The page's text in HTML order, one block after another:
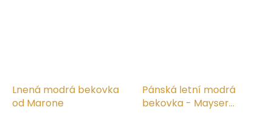
Lnená modrá bekovka
od Marone
Pánská letní modrá
bekovka - Mayser